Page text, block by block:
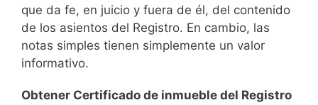
que da fe, en juicio y fuera de él, del contenido
de los asientos del Registro. En cambio, las
notas simples tienen simplemente un valor
informativo.
Obtener Certificado de inmueble del Registro